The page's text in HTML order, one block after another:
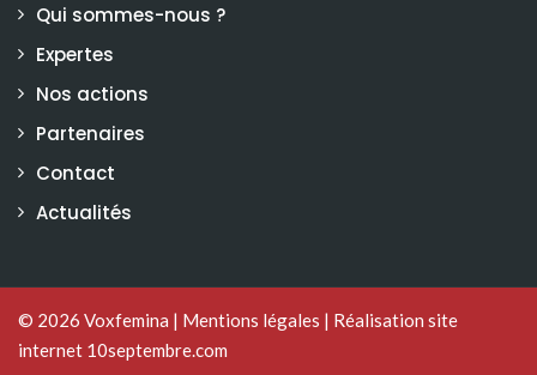
Qui sommes-nous ?
Expertes
Nos actions
Partenaires
Contact
Actualités
© 2026 Voxfemina | Mentions légales | Réalisation site
internet 10septembre.com